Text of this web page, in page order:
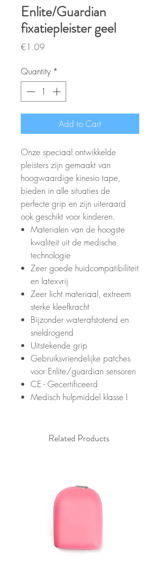
Enlite/Guardian
fixatiepleister geel
€1.09
Quantity *
Add to Cart
Onze speciaal ontwikkelde
pleisters zijn gemaakt van
hoogwaardige kinesio tape,
bieden in alle situaties de
perfecte grip en zijn uiteraard
ook geschikt voor kinderen.
Materialen van de hoogste
kwaliteit uit de medische
technologie
Zeer goede huidcompatibiliteit
en latexvrij
Zeer licht materiaal, extreem
sterke kleefkracht
Bijzonder waterafstotend en
sneldrogend
Uitstekende grip
Gebruiksvriendelijke patches
voor Enlite/guardian sensoren
CE - Gecertificeerd
Medisch hulpmiddel klasse I
Related Products